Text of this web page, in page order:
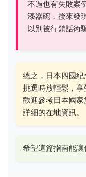
不過也有失敗案
漆器碗，後來發
以別被行銷話術
總之，日本四國紀
挑選時放輕鬆，享
歡迎參考日本國
詳細的在地資訊。
希望這篇指南能讓